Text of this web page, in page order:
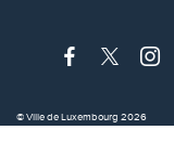
© Ville de Luxembourg 2026